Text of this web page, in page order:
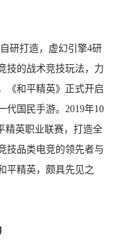
研打造，虚幻引擎4研
技的战术竞技玩法，力
《和平精英》正式开启
代国民手游。2019年10
英职业联赛， 打造全
技品类电竞的领先者与
平精英，颇具先见之